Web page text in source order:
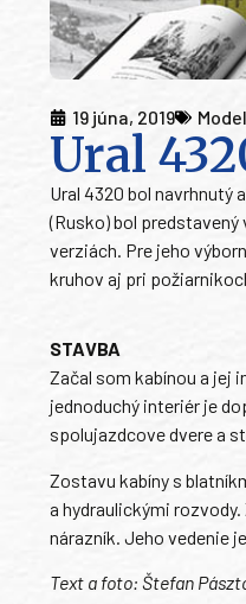
19 júna, 2019
Ural
Ural 4320 bol navrhnutý
(Rusko) bol
verziách. Pre jeho
kruhov aj pri
STAVBA
Začal som kabínou a jej
jednoduchý interiér je
spolujazdcove dvere a
Zostavu kabíny s
a hydraulickými
nárazník. Jeho vedenie
Text a foto: Štefan